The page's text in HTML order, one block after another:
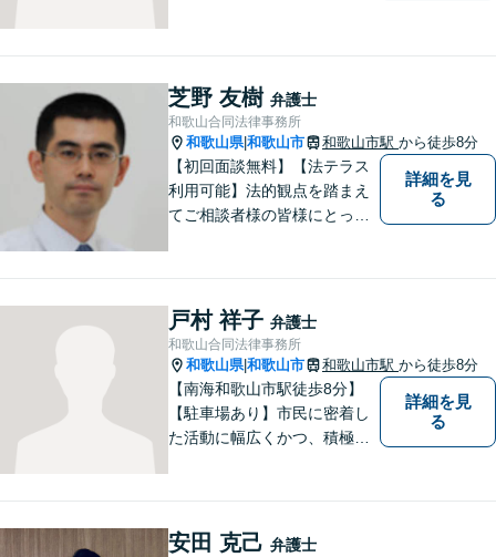
芝野 友樹 弁護士
和歌山合同法律事務所
和歌山県|和歌山市 和歌山市駅 から徒歩8分
【初回面談無料】【法テラス
利用可能】法的観点を踏まえ
てご相談者様の皆様にとって
【当日／夜間／応相談】お悩
み事がございましたら、お気
軽にご相談下さい。
詳細を見
る
戸村 祥子 弁護士
和歌山合同法律事務所
和歌山県|和歌山市 和歌山市駅 から徒歩8分
【南海和歌山市駅徒歩8分】
【駐車場あり】市民に密着し
た活動に幅広くかつ、積極的
く対応可能。【地域に根ざし
詳細を見
る
安田 克己 弁護士